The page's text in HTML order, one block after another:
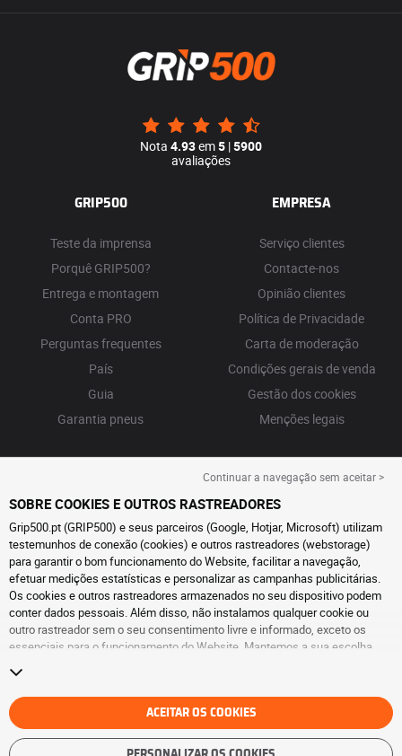
Nota 4.93em5 |5900
avaliações
GRIP500
Teste da imprensa
Porquê GRIP500?
Entrega e montagem
Conta PRO
Perguntas frequentes
País
Guia
Garantia pneus
EMPRESA
Serviço clientes
Contacte-nos
Opinião clientes
Política de Privacidade
Carta de moderação
Condições gerais de venda
Gestão dos cookies
Menções legais
Continuar a navegação sem aceitar >
SOBRE COOKIES E OUTROS RASTREADORES
Grip500.pt (GRIP500) e seus parceiros (Google, Hotjar, Microsoft) utilizam
testemunhos de conexão (cookies) e outros rastreadores (webstorage)
para garantir o bom funcionamento do Website, facilitar a navegação,
efetuar medições estatísticas e personalizar as campanhas publicitárias.
Os cookies e outros rastreadores armazenados no seu dispositivo podem
conter dados pessoais. Além disso, não instalamos qualquer cookie ou
outro rastreador sem o seu consentimento livre e informado, exceto os
essenciais para o funcionamento do Website. Mantemos a sua escolha
aceder à
a navegar sem aceitar a instalação de cookies ou outros rastreadores. A
recusa não prejudica o acesso aos serviços GRIP500. Para obter mais
informações, consultea página de cookies e outros rastreadores.
ACEITAR OS COOKIES